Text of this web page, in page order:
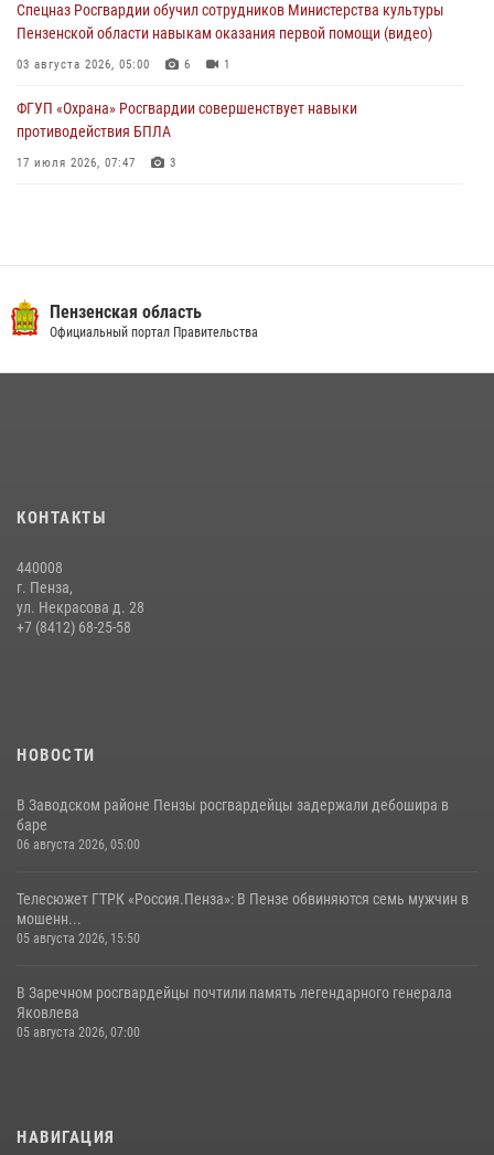
03 августа 2026, 05:15
Спецназ Росгвардии обучил сотрудников Министерства культуры
Пензенской области навыкам оказания первой помощи (видео)
03 августа 2026, 05:00 6 1
ФГУП «Охрана» Росгвардии совершенствует навыки
противодействия БПЛА
17 июля 2026, 07:47 3
Пензенский спецназ Росгвардии готовит студентов к окружному
этапу «Зарницы 2.0» (видео)
Пучков посетил 55-й Всероссийский Лермонтовский праздник
11 июля 2026, 10:00
В Пензе сотрудники Росгвардии обезвредили артиллерийский
Пензенская область
Официальный портал Правительства
КОНТАКТЫ
440008
г. Пенза,
ул. Некрасова д. 28
+7 (8412) 68-25-58
НОВОСТИ
В Заводском районе Пензы росгвардейцы задержали дебошира в
баре
06 августа 2026, 05:00
Телесюжет ГТРК «Россия.Пенза»: В Пензе обвиняются семь мужчин в
мошенн...
05 августа 2026, 15:50
В Заречном росгвардейцы почтили память легендарного генерала
Яковлева
05 августа 2026, 07:00
НАВИГАЦИЯ